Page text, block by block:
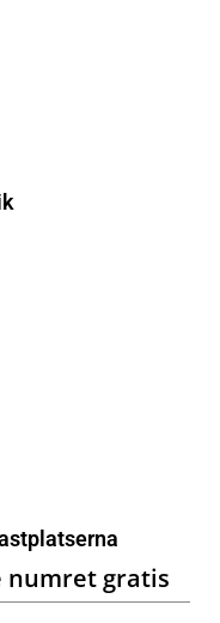
numret gratis